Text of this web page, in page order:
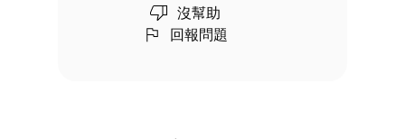
沒幫助
回報問題